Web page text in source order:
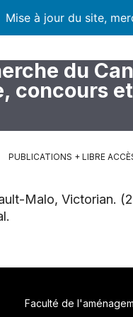
Mise à jour du site,
du
concours
PUBLICATIONS + LIBRE
Malo, Victorian.
Faculté de